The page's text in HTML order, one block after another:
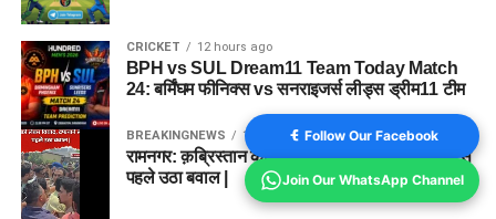
CRICKET 12 hours ago
BPH vs SUL Dream11 Team Today Match
24: बर्मिंघम फीनिक्स vs सनराइजर्स लीड्स ड्रीम11 टीम
BREAKINGNEWS 1 year ago
रामनगर: क़ब्रिस्तान की ज़मीन को लेकर विवाद, दफनाने से
पहले उठा बवाल |
Follow Our Facebook
Join Our WhatsApp Channel